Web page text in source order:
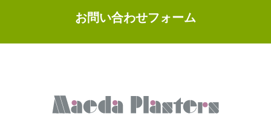
お問い合わせフォーム